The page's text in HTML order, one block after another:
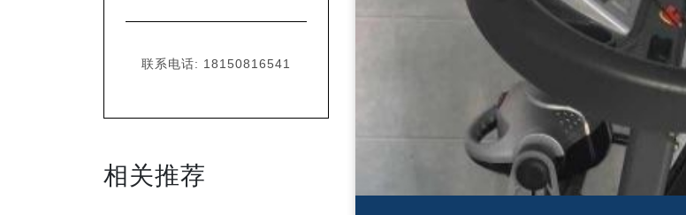
联系电话: 18150816541
相关推荐